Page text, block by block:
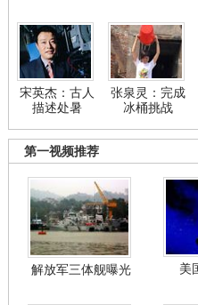
宋英杰：古人
描述处暑
张泉灵：完成
冰桶挑战
第一视频推荐
解放军三体舰曝光 美